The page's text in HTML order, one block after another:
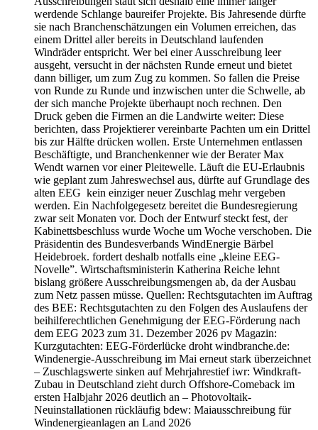
werdende Schlange baureifer Projekte. Bis Jahresende dürfte
sie nach Branchenschätzungen ein Volumen erreichen, das
einem Drittel aller bereits in Deutschland laufenden
Windräder entspricht. Wer bei einer Ausschreibung leer
ausgeht, versucht in der nächsten Runde erneut und bietet
dann billiger, um zum Zug zu kommen. So fallen die Preise
von Runde zu Runde und inzwischen unter die Schwelle, ab
der sich manche Projekte überhaupt noch rechnen. Den
Druck geben die Firmen an die Landwirte weiter: Diese
berichten, dass Projektierer vereinbarte Pachten um ein Drittel
bis zur Hälfte drücken wollen. Erste Unternehmen entlassen
Beschäftigte, und Branchenkenner wie der Berater Max
Wendt warnen vor einer Pleitewelle. Läuft die EU-Erlaubnis
wie geplant zum Jahreswechsel aus, dürfte auf Grundlage des
alten EEG kein einziger neuer Zuschlag mehr vergeben
werden. Ein Nachfolgegesetz bereitet die Bundesregierung
zwar seit Monaten vor. Doch der Entwurf steckt fest, der
Kabinettsbeschluss wurde Woche um Woche verschoben. Die
Präsidentin des Bundesverbands WindEnergie Bärbel
Heidebroek. fordert deshalb notfalls eine „kleine EEG-
Novelle”. Wirtschaftsministerin Katherina Reiche lehnt
bislang größere Ausschreibungsmengen ab, da der Ausbau
zum Netz passen müsse. Quellen: Rechtsgutachten im Auftrag
des BEE: Rechtsgutachten zu den Folgen des Auslaufens der
beihilferechtlichen Genehmigung der EEG-Förderung nach
dem EEG 2023 zum 31. Dezember 2026 pv Magazin:
Kurzgutachten: EEG-Förderlücke droht windbranche.de:
Windenergie-Ausschreibung im Mai erneut stark überzeichnet
– Zuschlagswerte sinken auf Mehrjahrestief iwr: Windkraft-
Zubau in Deutschland zieht durch Offshore-Comeback im
ersten Halbjahr 2026 deutlich an – Photovoltaik-
Neuinstallationen rückläufig bdew: Maiausschreibung für
Windenergieanlagen an Land 2026